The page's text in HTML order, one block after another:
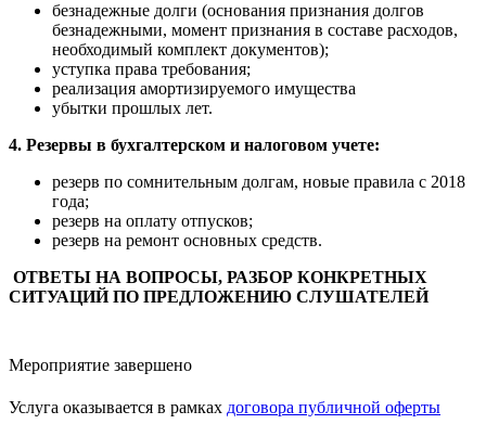
безнадежные долги (основания признания долгов
безнадежными, момент признания в составе расходов,
необходимый комплект документов);
уступка права требования;
реализация амортизируемого имущества
убытки прошлых лет.
4. Резервы в бухгалтерском и налоговом учете:
резерв по сомнительным долгам, новые правила с 2018
года;
резерв на оплату отпусков;
резерв на ремонт основных средств.
ОТВЕТЫ НА ВОПРОСЫ, РАЗБОР КОНКРЕТНЫХ
СИТУАЦИЙ ПО ПРЕДЛОЖЕНИЮ СЛУШАТЕЛЕЙ
Мероприятие завершено
Услуга оказывается в рамках договора публичной оферты